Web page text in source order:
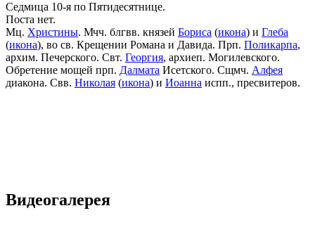
Седмица 10-я по Пятидесятнице.
Поста нет.
Мц. Христины. Мчч. блгвв. князей Бориса (икона) и Глеба
(икона), во св. Крещении Романа и Давида. Прп. Поликарпа,
архим. Печерского. Свт. Георгия, архиеп. Могилевского.
Обретение мощей прп. Далмата Исетского. Сщмч. Алфея
диакона. Свв. Николая (икона) и Иоанна испп., пресвитеров.
Видеогалерея